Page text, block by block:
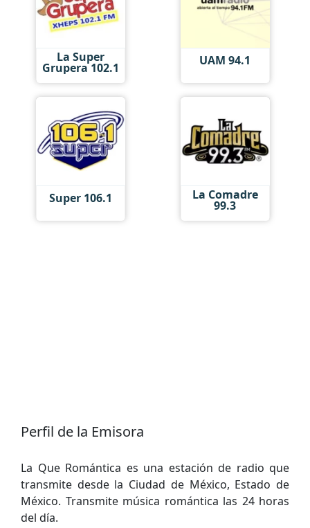
La Super
Grupera 102.1 UAM 94.1
Super 106.1 La Comadre
99.3
Perfil de la Emisora
La Que Romántica es una estación de radio que
transmite desde la Ciudad de México, Estado de
México. Transmite música romántica las 24 horas
del día.